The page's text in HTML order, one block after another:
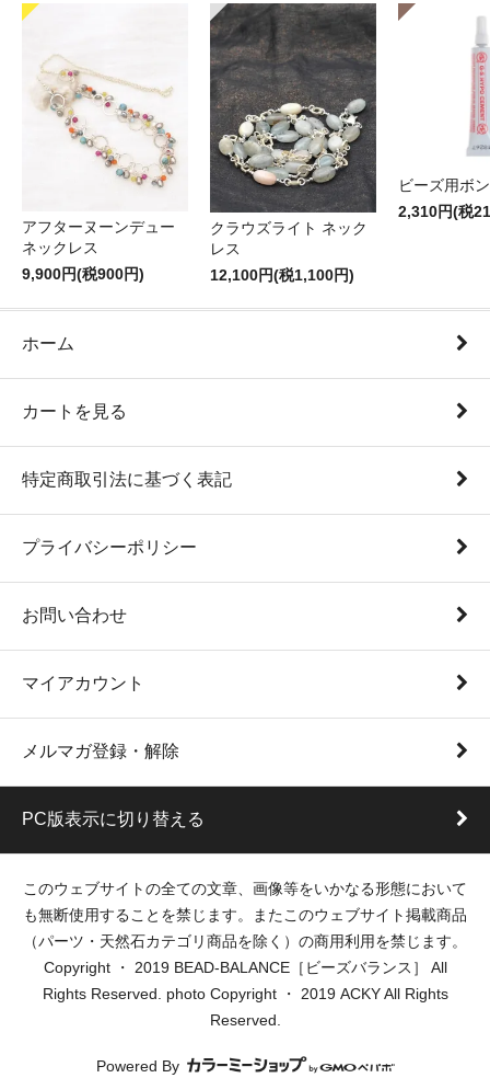
アフターヌーンデュー
ネックレス
9,900円(税900円)
クラウズライト ネック
レス
12,100円(税1,100円)
ビーズ用ボ
2,310円(税
ホーム
カートを見る
特定商取引法に基づく表記
プライバシーポリシー
お問い合わせ
マイアカウント
メルマガ登録・解除
PC版表示に切り替える
このウェブサイトの全ての文章、画像等をいかなる形態において
も無断使用することを禁じます。またこのウェブサイト掲載商品
（パーツ・天然石カテゴリ商品を除く）の商用利用を禁じます。
Copyright ・ 2019 BEAD-BALANCE［ビーズバランス］ All
Rights Reserved. photo Copyright ・ 2019 ACKY All Rights
Reserved.
Powered By